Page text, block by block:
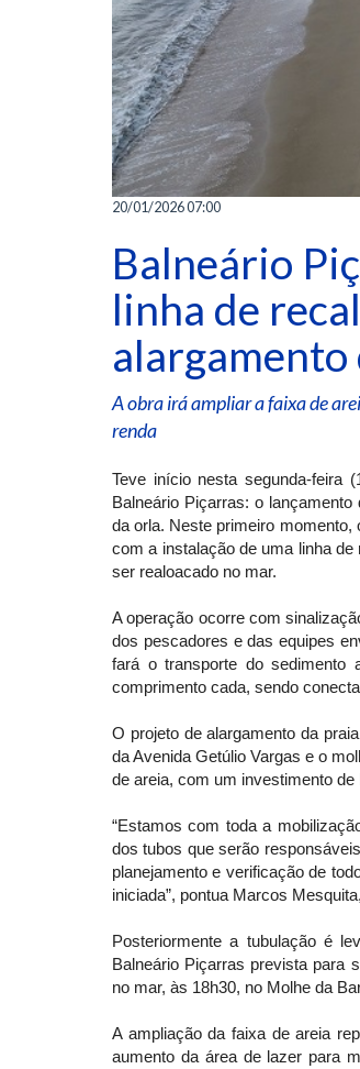
20/01/2026 07:00
Balneário
linha de
alargamento
A obra irá ampliar a faixa de
renda
Teve início nesta segunda-feira
Balneário Piçarras: o
da orla. Neste primeiro momento,
com a instalação de uma linha
ser realoacado no mar.
A operação ocorre com
dos pescadores e das equipes
fará o transporte do
comprimento cada, sendo
O projeto de alargamento da
da Avenida Getúlio Vargas e o
de areia, com um investimento de
“Estamos com toda a
dos tubos que serão
planejamento e verificação de
iniciada”, pontua Marcos
Posteriormente a tubulação é
Balneário Piçarras prevista para
no mar, às 18h30, no Molhe da
A ampliação da faixa de areia
aumento da área de lazer para